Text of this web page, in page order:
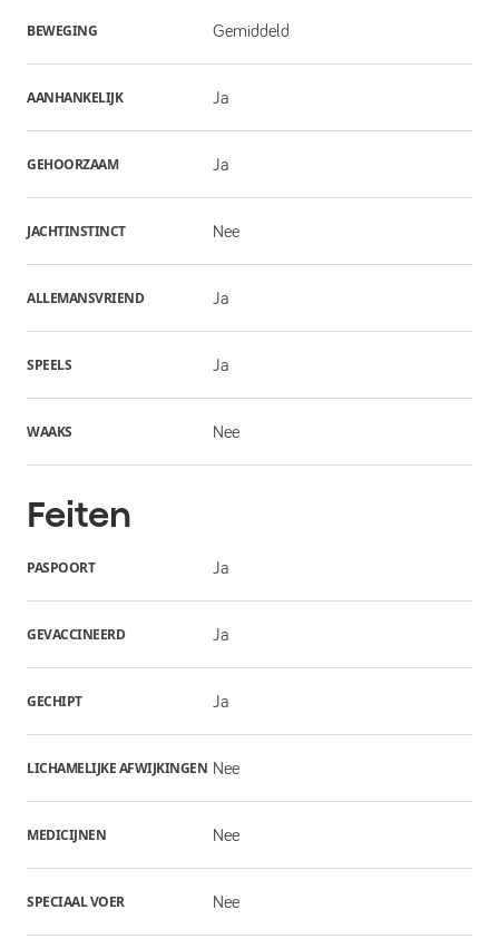
BEWEGING Gemiddeld
AANHANKELIJK Ja
GEHOORZAAM Ja
JACHTINSTINCT Nee
ALLEMANSVRIEND Ja
SPEELS Ja
WAAKS Nee
Feiten
PASPOORT Ja
GEVACCINEERD Ja
GECHIPT Ja
LICHAMELIJKE AFWIJKINGEN Nee
MEDICIJNEN Nee
SPECIAAL VOER Nee